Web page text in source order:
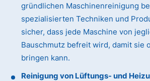
gründlichen Maschinenreinigung
spezialisierten Techniken und
sicher, dass jede Maschine von
Bauschmutz befreit wird, damit sie
bringen kann.
Reinigung von Lüftungs- und